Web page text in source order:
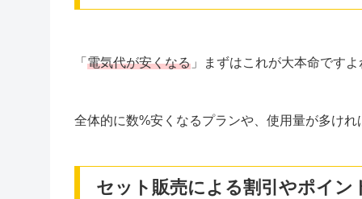
「 電気代が安くなる 」まずはこれが大本命です
全体的に数%安くなるプランや、使用量が多け
セット販売による割引やポイン